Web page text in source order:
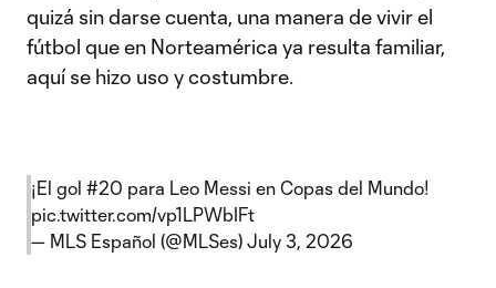
quizá sin darse cuenta, una manera de vivir el
fútbol que en Norteamérica ya resulta familiar,
aquí se hizo uso y costumbre.
¡El gol #20 para Leo Messi en Copas del Mundo!
pic.twitter.com/vp1LPWbIFt
— MLS Español (@MLSes) July 3, 2026